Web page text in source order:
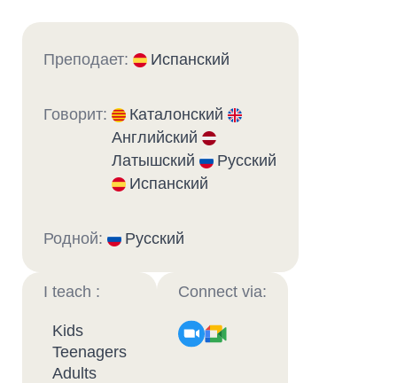
Преподает: Испанский
Говорит:
Каталонский
Английский
Латышский
Русский
Испанский
Родной: Русский
I teach :
Kids
Teenagers
Adults
Connect via: